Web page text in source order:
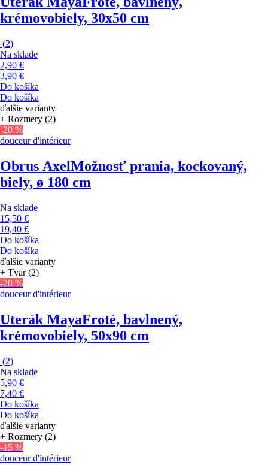
krémovobiely, 30x50 cm
(2)
Na sklade
2,90 €
3,90 €
Do košíka
Do košíka
ďalšie varianty
+ Rozmery (2)
-20 %
douceur d'intérieur
Obrus AxelMožnosť prania, kockovaný,
biely, ø 180 cm
Na sklade
15,50 €
19,40 €
Do košíka
Do košíka
ďalšie varianty
+ Tvar (2)
-20 %
douceur d'intérieur
Uterák MayaFroté, bavlnený,
krémovobiely, 50x90 cm
(2)
Na sklade
5,90 €
7,40 €
Do košíka
Do košíka
ďalšie varianty
+ Rozmery (2)
-15 %
douceur d'intérieur